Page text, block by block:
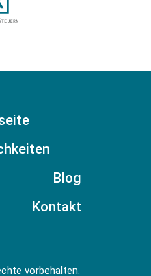
Blog
Kontakt
vorbehalten.